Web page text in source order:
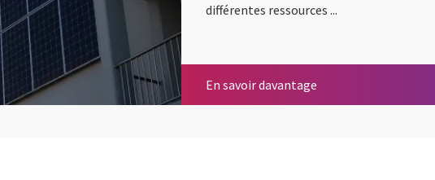
différentes ressources ...
En savoir davantage